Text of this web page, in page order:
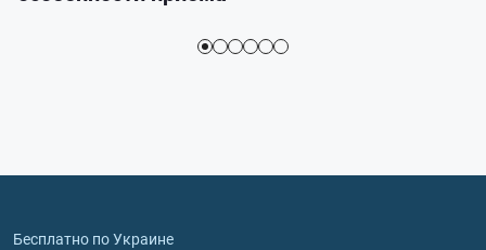
Бесплатно по Украине